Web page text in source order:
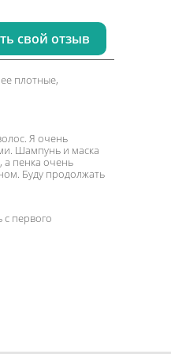
свой отзыв
плотные,
Я очень
Шампунь и маска
а пенка очень
Буду продолжать
первого